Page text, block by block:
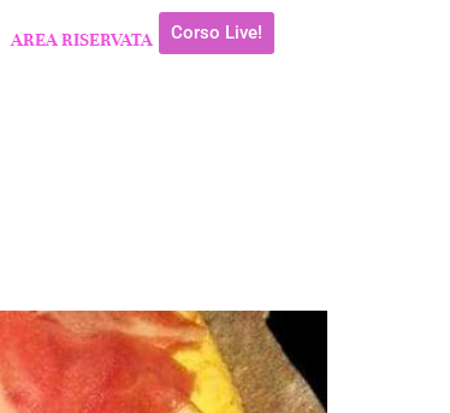
AREA RISERVATA Corso Live!